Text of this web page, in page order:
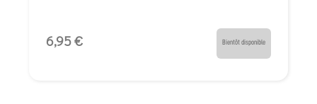
6,95 € Bientôt disponible